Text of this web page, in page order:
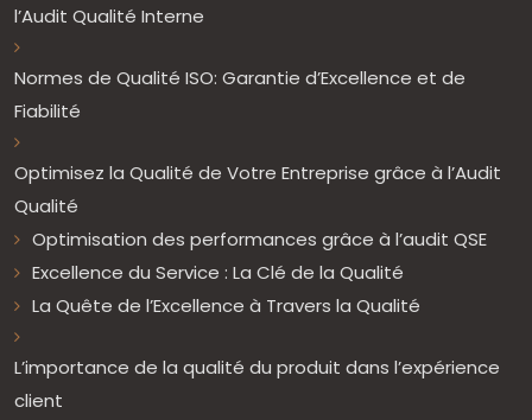
l’Audit Qualité Interne
Normes de Qualité ISO: Garantie d’Excellence et de
Fiabilité
Optimisez la Qualité de Votre Entreprise grâce à l’Audit
Qualité
Optimisation des performances grâce à l’audit QSE
Excellence du Service : La Clé de la Qualité
La Quête de l’Excellence à Travers la Qualité
L’importance de la qualité du produit dans l’expérience
client